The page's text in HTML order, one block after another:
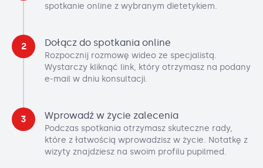
spotkanie online z wybranym dietetykiem.
2 Dołącz do spotkania online
Rozpocznij rozmowę wideo ze specjalistą.
Wystarczy kliknąć link, który otrzymasz na podany
e-mail w dniu konsultacji.
3 Wprowadź w życie zalecenia
Podczas spotkania otrzymasz skuteczne rady,
które z łatwością wprowadzisz w życie. Notatkę z
wizyty znajdziesz na swoim profilu pupilmed.